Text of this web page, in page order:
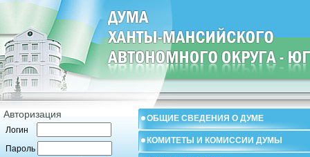
Авторизация
Логин
Пароль
ОБЩИЕ СВЕДЕНИЯ О ДУМЕ
КОМИТЕТЫ И КОМИССИИ ДУМЫ